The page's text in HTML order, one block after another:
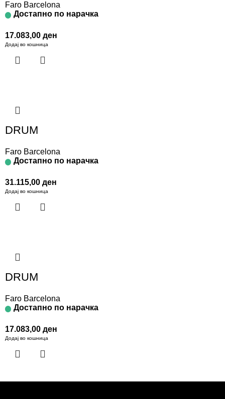
Faro Barcelona
Достапно по нарачка
17.083,00 ден
Додај во кошница
DRUM
Faro Barcelona
Достапно по нарачка
31.115,00 ден
Додај во кошница
DRUM
Faro Barcelona
Достапно по нарачка
17.083,00 ден
Додај во кошница